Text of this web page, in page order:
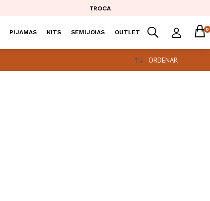
TROCA
PIJAMAS KITS SEMIJOIAS OUTLET 0
ORDENAR